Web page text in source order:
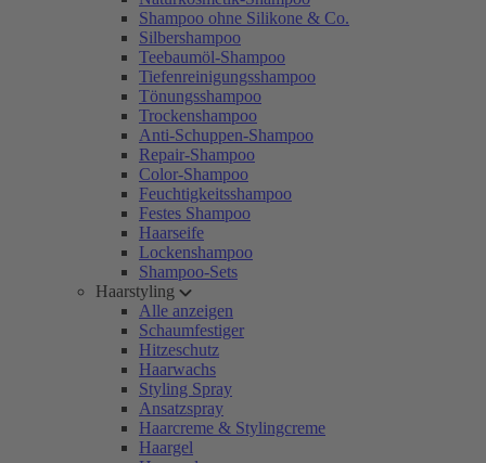
Shampoo ohne Silikone & Co.
Silbershampoo
Teebaumöl-Shampoo
Tiefenreinigungsshampoo
Tönungsshampoo
Trockenshampoo
Anti-Schuppen-Shampoo
Repair-Shampoo
Color-Shampoo
Feuchtigkeitsshampoo
Festes Shampoo
Haarseife
Lockenshampoo
Shampoo-Sets
Haarstyling
Alle anzeigen
Schaumfestiger
Hitzeschutz
Haarwachs
Styling Spray
Ansatzspray
Haarcreme & Stylingcreme
Haargel